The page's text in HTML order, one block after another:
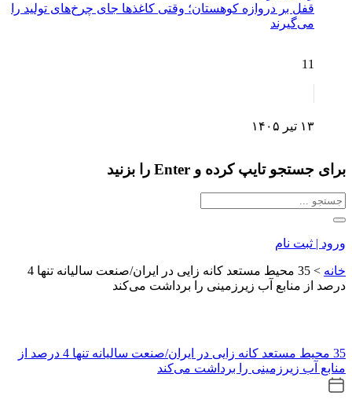
قفل بر دروازه کوهستان؛ وقتی کاغذها جای چرخ‌های تولید را
می‌گیرند
11
۱۳ تیر ۱۴۰۵
برای جستجو تایپ کرده و Enter را بزنید
ورود | ثبت نام
خانه >
35 محیط مستعد کانه زایی در ایران/صنعت سالیانه تنها 4
درصد از منابع آب زیرزمینی را برداشت می‌کند
35 محیط مستعد کانه زایی در ایران/صنعت سالیانه تنها 4 درصد از
منابع آب زیرزمینی را برداشت می‌کند